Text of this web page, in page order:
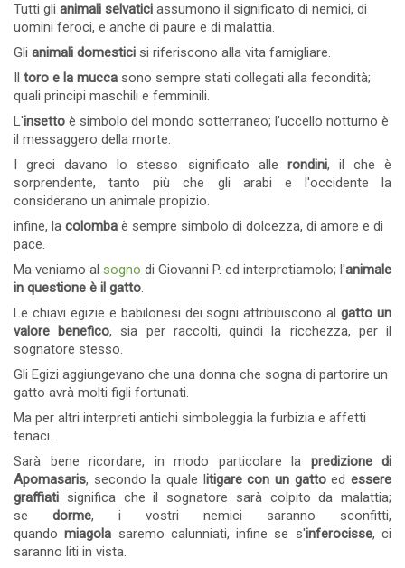
Tutti gli animali selvatici assumono il significato di nemici, di
uomini feroci, e anche di paure e di malattia.
Gli animali domestici si riferiscono alla vita famigliare.
Il toro e la mucca sono sempre stati collegati alla fecondità;
quali principi maschili e femminili.
L'insetto è simbolo del mondo sotterraneo; l'uccello notturno è
il messaggero della morte.
I greci davano lo stesso significato alle rondini, il che è
sorprendente, tanto più che gli arabi e l'occidente la
considerano un animale propizio.
infine, la colomba è sempre simbolo di dolcezza, di amore e di
pace.
Ma veniamo al sogno di Giovanni P. ed interpretiamolo; l'animale
in questione è il gatto.
Le chiavi egizie e babilonesi dei sogni attribuiscono algatto un
valore benefico, sia per raccolti, quindi la ricchezza, per il
sognatore stesso.
Gli Egizi aggiungevano che una donna che sogna di partorire un
gatto avrà molti figli fortunati.
Ma per altri interpreti antichi simboleggia la furbizia e affetti
tenaci.
Sarà bene ricordare, in modo particolare la predizione di
Apomasaris, secondo la quale litigare con un gattoedessere
graffiati significa che il sognatore sarà colpito da malattia;
se dorme, i vostri nemici saranno sconfitti,
quandomiagola saremo calunniati, infine se s'inferocisse, ci
saranno liti in vista.